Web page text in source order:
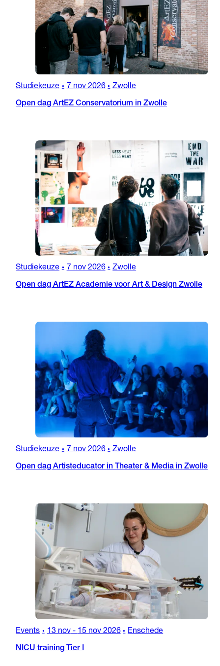
Studiekeuze • 7 nov 2026 • Zwolle
Open dag ArtEZ Conservatorium in Zwolle
Studiekeuze • 7 nov 2026 • Zwolle
Open dag ArtEZ Academie voor Art & Design Zwolle
Studiekeuze • 7 nov 2026 • Zwolle
Open dag Artisteducator in Theater & Media in Zwolle
Events • 13 nov-15 nov 2026 • Enschede
NICU training Tier I